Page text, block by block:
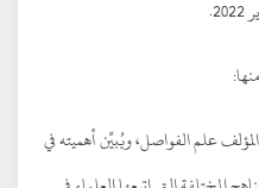
علم الفواصل، ويُبيِّن أهميته في